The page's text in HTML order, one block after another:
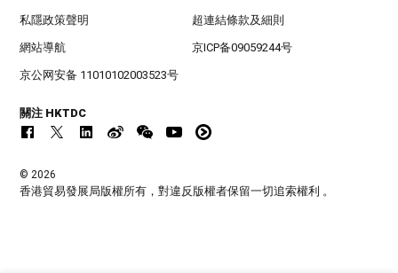
私隱政策聲明 超連結條款及細則
網站導航 京ICP备09059244号
京公网安备 11010102003523号
關注 HKTDC
© 2026
香港貿易發展局版權所有，對違反版權者保留一切追索權利 。